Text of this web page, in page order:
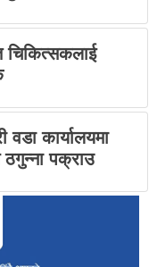
चिकित्सकलाई
वडा कार्यालयमा
पक्राउ